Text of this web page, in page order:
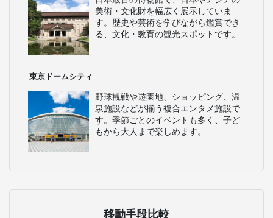
美術・文化財を幅広く展示していま
す。歴史や芸術を学びながら鑑賞でき
る、文化・教育の観光スポットです。
東京ドームシティ
野球観戦や遊園地、ショッピング、温
泉施設などが揃う複合エンタメ施設で
す。季節ごとのイベントも多く、子ど
もから大人まで楽しめます。
移動手段比較